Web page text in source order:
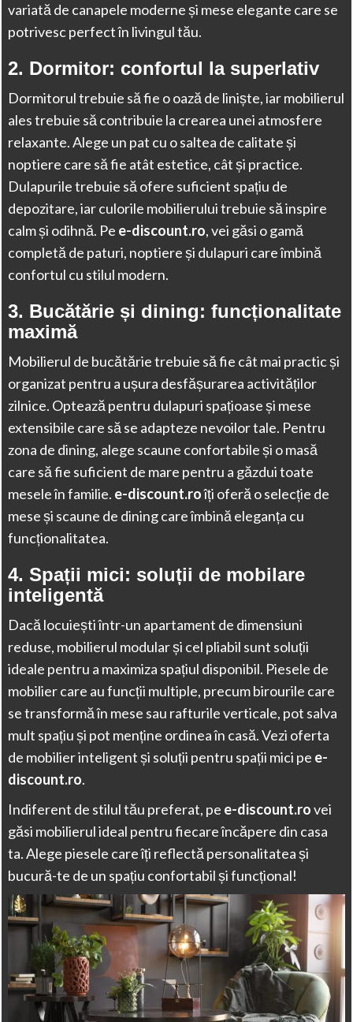
variată de canapele moderne și mese elegante care se
potrivesc perfect în livingul tău.
2. Dormitor: confortul la superlativ
Dormitorul trebuie să fie o oază de liniște, iar mobilierul
ales trebuie să contribuie la crearea unei atmosfere
relaxante. Alege un pat cu o saltea de calitate și
noptiere care să fie atât estetice, cât și practice.
Dulapurile trebuie să ofere suficient spațiu de
depozitare, iar culorile mobilierului trebuie să inspire
calm și odihnă. Pe e-discount.ro, vei găsi o gamă
completă de paturi, noptiere și dulapuri care îmbină
confortul cu stilul modern.
3. Bucătărie și dining: funcționalitate
maximă
Mobilierul de bucătărie trebuie să fie cât mai practic și
organizat pentru a ușura desfășurarea activităților
zilnice. Optează pentru dulapuri spațioase și mese
extensibile care să se adapteze nevoilor tale. Pentru
zona de dining, alege scaune confortabile și o masă
care să fie suficient de mare pentru a găzdui toate
mesele în familie. e-discount.roîți oferă o selecție de
mese și scaune de dining care îmbină eleganța cu
funcționalitatea.
4. Spații mici: soluții de mobilare
inteligentă
Dacă locuiești într-un apartament de dimensiuni
reduse, mobilierul modular și cel pliabil sunt soluții
ideale pentru a maximiza spațiul disponibil. Piesele de
mobilier care au funcții multiple, precum birourile care
se transformă în mese sau rafturile verticale, pot salva
mult spațiu și pot menține ordinea în casă. Vezi oferta
de mobilier inteligent și soluții pentru spații mici pe e-
discount.ro.
Indiferent de stilul tău preferat, pe e-discount.rovei
găsi mobilierul ideal pentru fiecare încăpere din casa
ta. Alege piesele care îți reflectă personalitatea și
bucură-te de un spațiu confortabil și funcțional!